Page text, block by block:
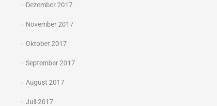
Dezember 2017
November 2017
Oktober 2017
September 2017
August 2017
Juli 2017